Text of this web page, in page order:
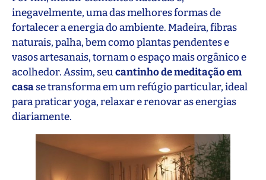
inegavelmente, uma das melhores formas de
fortalecer a energia do ambiente. Madeira, fibras
naturais, palha, bem como plantas pendentes e
vasos artesanais, tornam o espaço mais orgânico e
acolhedor. Assim, seucantinho de meditação em
casase transforma em um refúgio particular, ideal
para praticar yoga, relaxar e renovar as energias
diariamente.